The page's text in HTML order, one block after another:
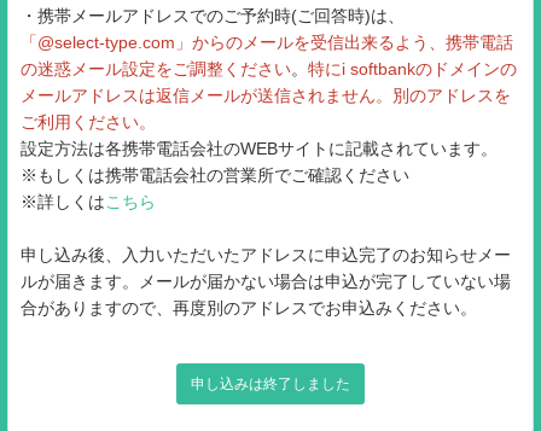
・携帯メールアドレスでのご予約時(ご回答時)は、
「@select-type.com」からのメールを受信出来るよう、携帯電話
の迷惑メール設定をご調整ください。 特にi softbankのドメインの
メールアドレスは返信メールが送信されません。別のアドレスを
ご利用ください。
設定方法は各携帯電話会社のWEBサイトに記載されています。
※もしくは携帯電話会社の営業所でご確認ください
※詳しくはこちら
申し込み後、入力いただいたアドレスに申込完了のお知らせメー
ルが届きます。メールが届かない場合は申込が完了していない場
合がありますので、再度別のアドレスでお申込みください。
申し込みは終了しました